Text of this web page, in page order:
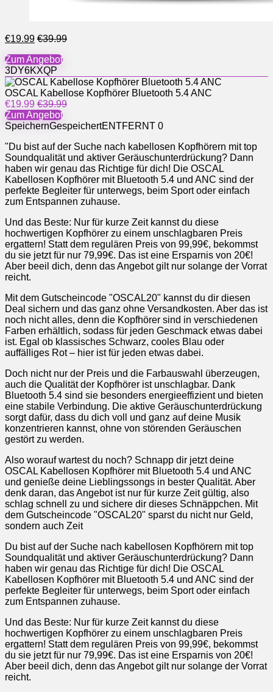
€19.99 €39.99
Zum Angebot
3DY6KXQP
OSCAL Kabellose Kopfhörer Bluetooth 5.4 ANC
€19.99 €39.99
Zum Angebot
SpeichernGespeichertENTFERNT 0
"Du bist auf der Suche nach kabellosen Kopfhörern mit top
Soundqualität und aktiver Geräuschunterdrückung? Dann
haben wir genau das Richtige für dich! Die OSCAL
Kabellosen Kopfhörer mit Bluetooth 5.4 und ANC sind der
perfekte Begleiter für unterwegs, beim Sport oder einfach
zum Entspannen zuhause.
Und das Beste: Nur für kurze Zeit kannst du diese
hochwertigen Kopfhörer zu einem unschlagbaren Preis
ergattern! Statt dem regulären Preis von 99,99€, bekommst
du sie jetzt für nur 79,99€. Das ist eine Ersparnis von 20€!
Aber beeil dich, denn das Angebot gilt nur solange der Vorrat
reicht.
Mit dem Gutscheincode "OSCAL20" kannst du dir diesen
Deal sichern und das ganz ohne Versandkosten. Aber das ist
noch nicht alles, denn die Kopfhörer sind in verschiedenen
Farben erhältlich, sodass für jeden Geschmack etwas dabei
ist. Egal ob klassisches Schwarz, cooles Blau oder
auffälliges Rot – hier ist für jeden etwas dabei.
Doch nicht nur der Preis und die Farbauswahl überzeugen,
auch die Qualität der Kopfhörer ist unschlagbar. Dank
Bluetooth 5.4 sind sie besonders energieeffizient und bieten
eine stabile Verbindung. Die aktive Geräuschunterdrückung
sorgt dafür, dass du dich voll und ganz auf deine Musik
konzentrieren kannst, ohne von störenden Geräuschen
gestört zu werden.
Also worauf wartest du noch? Schnapp dir jetzt deine
OSCAL Kabellosen Kopfhörer mit Bluetooth 5.4 und ANC
und genieße deine Lieblingssongs in bester Qualität. Aber
denk daran, das Angebot ist nur für kurze Zeit gültig, also
schlag schnell zu und sichere dir dieses Schnäppchen. Mit
dem Gutscheincode "OSCAL20" sparst du nicht nur Geld,
sondern auch Zeit
Du bist auf der Suche nach kabellosen Kopfhörern mit top
Soundqualität und aktiver Geräuschunterdrückung? Dann
haben wir genau das Richtige für dich! Die OSCAL
Kabellosen Kopfhörer mit Bluetooth 5.4 und ANC sind der
perfekte Begleiter für unterwegs, beim Sport oder einfach
zum Entspannen zuhause.
Und das Beste: Nur für kurze Zeit kannst du diese
hochwertigen Kopfhörer zu einem unschlagbaren Preis
ergattern! Statt dem regulären Preis von 99,99€, bekommst
du sie jetzt für nur 79,99€. Das ist eine Ersparnis von 20€!
Aber beeil dich, denn das Angebot gilt nur solange der Vorrat
reicht.